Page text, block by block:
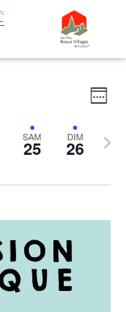
SAM
25 DIM
26